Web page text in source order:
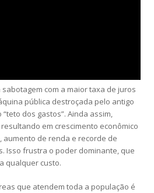
com a maior taxa de juros
pública destroçada pelo antigo
dos gastos”. Ainda assim,
em crescimento econômico
aumento de renda e recorde de
Isso frustra o poder dominante, que
qualquer custo.
que atendem toda a população é